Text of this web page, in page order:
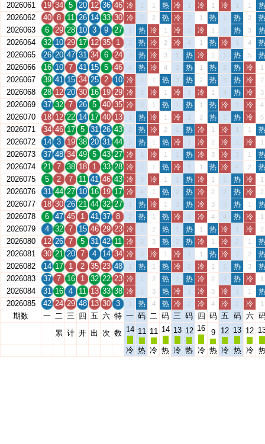
2026061
19 34 5 20 12 36 46 冷 1 1 热 冷 1 冷 1 冷 1 1 热
2026062 40 8 11 26 14 33 30 冷 2 2 热 冷 2 1 热 1 热 2 热
2026063 6 29 28 10 3 9 27 1 热 冷 1 冷 3 冷 1 2 热 3 热
2026064 32 10 29 17 12 35 1 2 热 冷 2 冷 4 1 热 冷 1 4 热
2026065 26 20 47 31 34 6 24 3 热 冷 3 1 热 冷 1 1 热 5 热
2026066 16 10 7 41 15 5 46 4 热 冷 4 2 热 1 热 2 热 冷 1
2026067 39 41 15 34 25 2 10 冷 1 1 热 3 热 2 热 3 热 冷 2
2026068 28 12 20 30 16 19 29 冷 2 冷 1 冷 1 冷 1 4 热 冷 3
2026069 37 32 7 26 5 40 35 冷 3 1 热 1 热 1 热 冷 1 冷 4
2026070 18 12 22 14 17 40 13 1 热 冷 1 冷 1 2 热 1 热 冷 5
2026071 34 46 17 5 31 26 43 2 热 冷 2 1 热 冷 1 冷 1 1 热
2026072 14 3 19 38 20 31 44 3 热 1 热 冷 1 冷 2 冷 2 冷 1
2026073 37 48 34 49 5 43 27 冷 1 冷 1 1 热 冷 3 冷 3 1 热
2026074 21 7 38 18 1 33 28 冷 2 1 热 冷 1 1 热 冷 4 2 热
2026075 5 2 7 11 41 46 43 冷 3 冷 1 1 热 冷 1 1 热 冷 1
2026076 31 44 27 10 16 19 17 冷 4 1 热 2 热 冷 2 2 热 冷 2
2026077 18 30 26 21 44 32 27 1 热 冷 1 3 热 冷 3 3 热 1 热
2026078 6 47 45 1 41 37 8 2 热 1 热 冷 1 冷 4 4 热 冷 1
2026079 4 32 7 15 46 29 23 冷 1 2 热 1 热 1 热 冷 1 冷 2
2026080 12 26 7 5 31 42 11 冷 2 3 热 2 热 冷 1 冷 2 1 热
2026081 30 21 20 7 4 14 34 冷 3 冷 1 冷 1 1 热 冷 3 2 热
2026082 14 17 1 2 35 23 48 1 热 1 热 冷 2 冷 1 1 热 3 热
2026083 37 7 16 1 32 22 23 冷 1 2 热 1 热 冷 2 2 热 冷 1
2026084 31 16 4 11 13 33 38 冷 2 3 热 冷 1 冷 3 冷 1 1 热
2026085 42 24 29 48 13 30 3 1 热 4 热 冷 2 冷 4 冷 2 冷 1
期数 一 二 三 四 五 六 特 一 码 二 码 三 码 四 码 五 码 六
累 计 开 出 次 数 14 11 11 14 13 12 16 9 12 13 12
冷 热 冷 热 冷 热 冷 热 冷 热 冷